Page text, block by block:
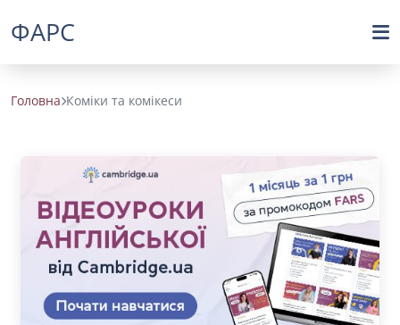
ФАРС
Головна Коміки та комікеси